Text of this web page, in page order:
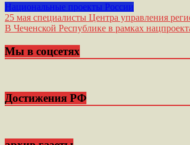
Национальные проекты России
Навигация
по
записям
25 мая специалисты Центра управления
В Чеченской Республике в рамках
Мы в соцсетях
Достижения РФ